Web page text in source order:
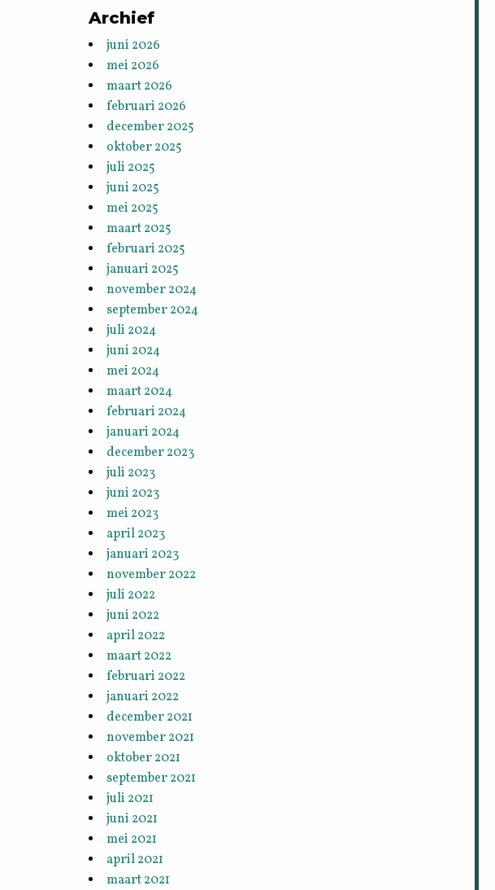
Archief
juni 2026
mei 2026
maart 2026
februari 2026
december 2025
oktober 2025
juli 2025
juni 2025
mei 2025
maart 2025
februari 2025
januari 2025
november 2024
september 2024
juli 2024
juni 2024
mei 2024
maart 2024
februari 2024
januari 2024
december 2023
juli 2023
juni 2023
mei 2023
april 2023
januari 2023
november 2022
juli 2022
juni 2022
april 2022
maart 2022
februari 2022
januari 2022
december 2021
november 2021
oktober 2021
september 2021
juli 2021
juni 2021
mei 2021
april 2021
maart 2021